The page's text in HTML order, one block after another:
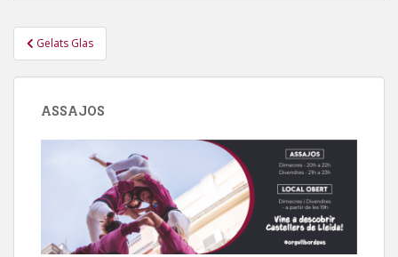
Navegació
d'entrades
Gelats Glas
ASSAJOS